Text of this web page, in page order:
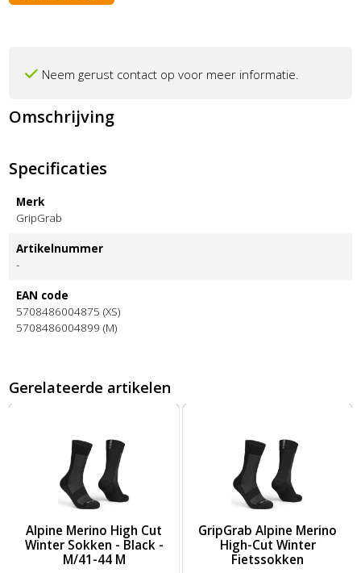
Neem gerust contact op voor meer informatie.
Omschrijving
Specificaties
Merk
GripGrab
Artikelnummer
-
EAN code
5708486004875 (XS)
5708486004899 (M)
Gerelateerde artikelen
Alpine Merino High Cut
Winter Sokken - Black -
M/41-44 M
GripGrab Alpine Merino
High-Cut Winter
Fietssokken